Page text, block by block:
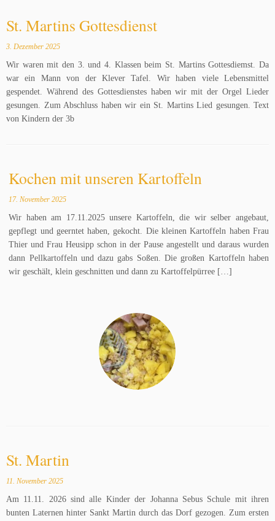
St. Martins Gottesdienst
3. Dezember 2025
Wir waren mit den 3. und 4. Klassen beim St. Martins Gottesdiemst. Da
war ein Mann von der Klever Tafel. Wir haben viele Lebensmittel
gespendet. Während des Gottesdienstes haben wir mit der Orgel Lieder
gesungen. Zum Abschluss haben wir ein St. Martins Lied gesungen. Text
von Kindern der 3b
Kochen mit unseren Kartoffeln
17. November 2025
Wir haben am 17.11.2025 unsere Kartoffeln, die wir selber angebaut,
gepflegt und geerntet haben, gekocht. Die kleinen Kartoffeln haben Frau
Thier und Frau Heusipp schon in der Pause angestellt und daraus wurden
dann Pellkartoffeln und dazu gabs Soßen. Die großen Kartoffeln haben
wir geschält, klein geschnitten und dann zu Kartoffelpürree […]
St. Martin
11. November 2025
Am 11.11. 2026 sind alle Kinder der Johanna Sebus Schule mit ihren
bunten Laternen hinter Sankt Martin durch das Dorf gezogen. Zum ersten